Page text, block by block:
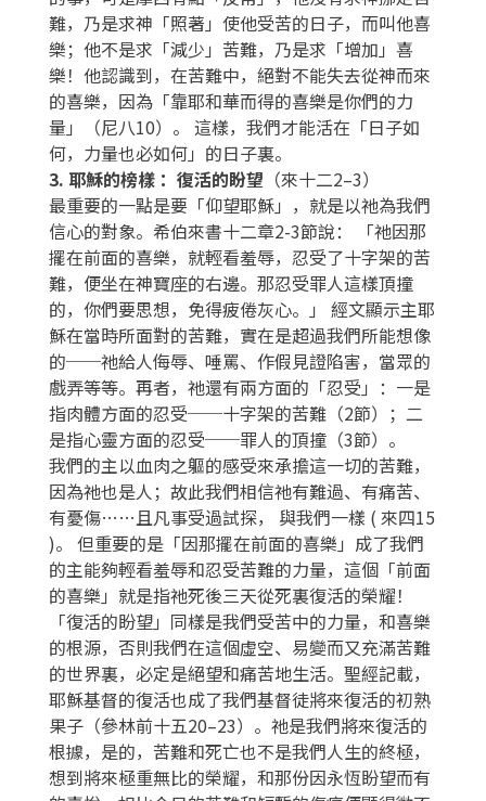
難，乃是求神「照著」使他受苦的日子，而叫他喜
樂；他不是求「減少」苦難，乃是求「增加」喜
樂！他認識到，在苦難中，絕對不能失去從神而來
的喜樂，因為「靠耶和華而得的喜樂是你們的力
量」（尼八10）。 這樣，我們才能活在「日子如
何，力量也必如何」的日子裏。
3. 耶穌的榜樣 ：復活的盼望 （來十二2–3）
最重要的一點是要「仰望耶穌」，就是以祂為我們
信心的對象。希伯來書十二章2-3節說： 「祂因那
擺在前面的喜樂，就輕看羞辱，忍受了十字架的苦
難，便坐在神寶座的右邊。那忍受罪人這樣頂撞
的，你們要思想，免得疲倦灰心。」 經文顯示主耶
穌在當時所面對的苦難，實在是超過我們所能想像
的──祂給人侮辱、唾罵、作假見證陷害，當眾的
戲弄等等。再者，祂還有兩方面的「忍受」：一是
指肉體方面的忍受──十字架的苦難（2節）；二
是指心靈方面的忍受──罪人的頂撞（3節）。
我們的主以血肉之軀的感受來承擔這一切的苦難，
因為祂也是人；故此我們相信祂有難過、有痛苦、
有憂傷……且凡事受過試探， 與我們一樣 ( 來四15
)。 但重要的是「因那擺在前面的喜樂」成了我們
的主能夠輕看羞辱和忍受苦難的力量，這個「前面
的喜樂」就是指祂死後三天從死裏復活的榮耀！
「復活的盼望」同樣是我們受苦中的力量，和喜樂
的根源，否則我們在這個虛空、易變而又充滿苦難
的世界裏，必定是絕望和痛苦地生活。聖經記載，
耶穌基督的復活也成了我們基督徒將來復活的初熟
果子（參林前十五20–23）。祂是我們將來復活的
根據，是的，苦難和死亡也不是我們人生的終極，
想到將來極重無比的榮耀，和那份因永恆盼望而有